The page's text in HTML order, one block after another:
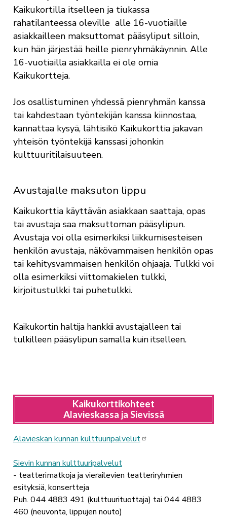
Kaikukortilla itselleen ja tiukassa
rahatilanteessa oleville alle 16-vuotiaille
asiakkailleen maksuttomat pääsyliput silloin,
kun hän järjestää heille pienryhmäkäynnin. Alle
16-vuotiailla asiakkailla ei ole omia
Kaikukortteja.
Jos osallistuminen yhdessä pienryhmän kanssa
tai kahdestaan työntekijän kanssa kiinnostaa,
kannattaa kysyä, lähtisikö Kaikukorttia jakavan
yhteisön työntekijä kanssasi johonkin
kulttuuritilaisuuteen.
Avustajalle maksuton lippu
Kaikukorttia käyttävän asiakkaan saattaja, opas
tai avustaja saa maksuttoman pääsylipun.
Avustaja voi olla esimerkiksi liikkumisesteisen
henkilön avustaja, näkövammaisen henkilön opas
tai kehitysvammaisen henkilön ohjaaja. Tulkki voi
olla esimerkiksi viittomakielen tulkki,
kirjoitustulkki tai puhetulkki.
Kaikukortin haltija hankkii avustajalleen tai
tulkilleen pääsylipun samalla kuin itselleen.
Kaikukorttikohteet
Alavieskassa ja Sievissä
Alavieskan kunnan kulttuuripalvelut
Sievin kunnan kulttuuripalvelut
- teatterimatkoja ja vierailevien teatteriryhmien
esityksiä, konsertteja
Puh. 044 4883 491 (kulttuurituottaja) tai 044 4883
460 (neuvonta, lippujen nouto)